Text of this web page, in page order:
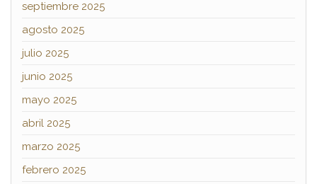
septiembre 2025
agosto 2025
julio 2025
junio 2025
mayo 2025
abril 2025
marzo 2025
febrero 2025